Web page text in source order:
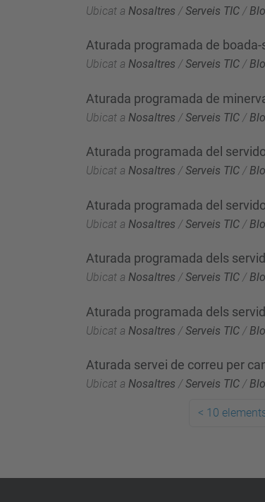
Ubicat a Nosaltres /Serveis TIC /
Aturada programada de boada-
Ubicat a Nosaltres /Serveis TIC /
Aturada programada de
Ubicat a Nosaltres /Serveis TIC /
Aturada programada del
Ubicat a Nosaltres /Serveis TIC /
Aturada programada del
Ubicat a Nosaltres /Serveis TIC /
Aturada programada dels
Ubicat a Nosaltres /Serveis TIC /
Aturada programada dels
Ubicat a Nosaltres /Serveis TIC /
Aturada servei de correu per
Ubicat a Nosaltres /Serveis TIC /
< 10